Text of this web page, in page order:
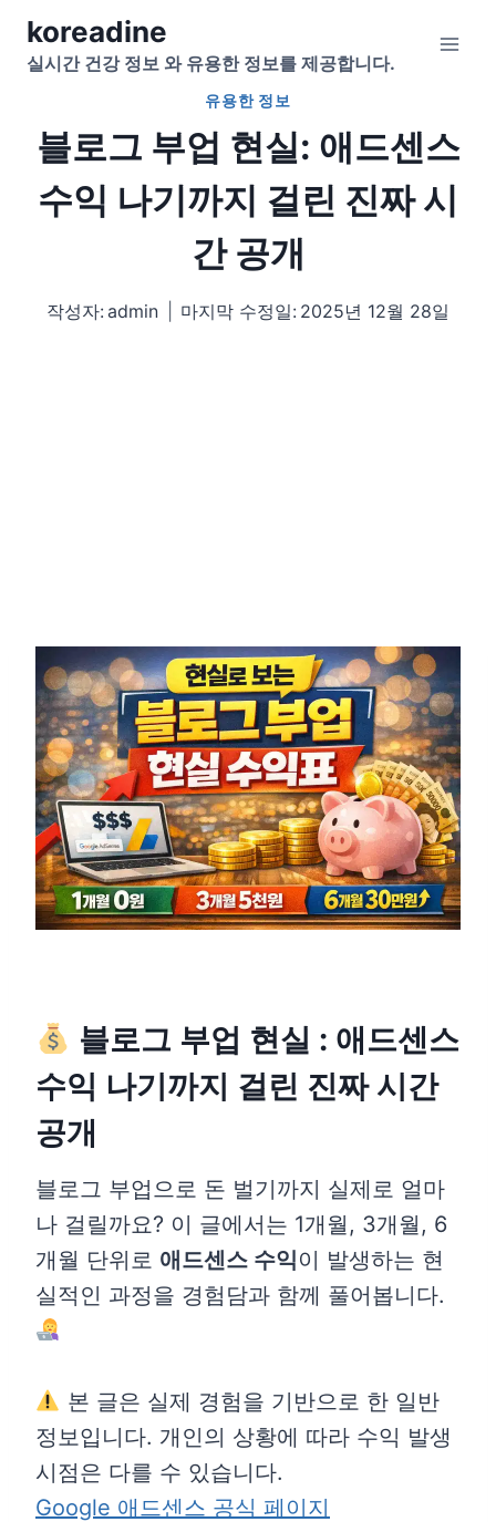
Skipkoreadine
실시간 건강 정보 와 유용한 정보를 제공합니다.
유용한 정보
블로그 부업 현실: 애드센스
수익 나기까지 걸린 진짜 시
간 공개
작성자: admin 마지막 수정일: 2025년 12월 28일
블로그 부업 현실 : 애드센스
수익 나기까지 걸린 진짜 시간
공개
블로그 부업으로 돈 벌기까지 실제로 얼마
나 걸릴까요? 이 글에서는 1개월, 3개월, 6
개월 단위로 애드센스 수익이 발생하는 현
실적인 과정을 경험담과 함께 풀어봅니다.
본 글은 실제 경험을 기반으로 한 일반
정보입니다. 개인의 상황에 따라 수익 발생
시점은 다를 수 있습니다.
Google 애드센스 공식 페이지